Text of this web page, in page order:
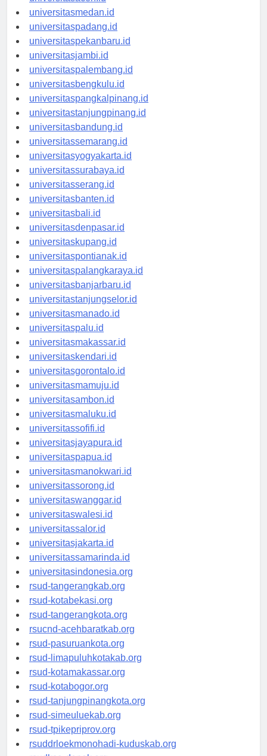
universitasaceh.id
universitasmedan.id
universitaspadang.id
universitaspekanbaru.id
universitasjambi.id
universitaspalembang.id
universitasbengkulu.id
universitaspangkalpinang.id
universitastanjungpinang.id
universitasbandung.id
universitassemarang.id
universitasyogyakarta.id
universitassurabaya.id
universitasserang.id
universitasbanten.id
universitasbali.id
universitasdenpasar.id
universitaskupang.id
universitaspontianak.id
universitaspalangkaraya.id
universitasbanjarbaru.id
universitastanjungselor.id
universitasmanado.id
universitaspalu.id
universitasmakassar.id
universitaskendari.id
universitasgorontalo.id
universitasmamuju.id
universitasambon.id
universitasmaluku.id
universitassofifi.id
universitasjayapura.id
universitaspapua.id
universitasmanokwari.id
universitassorong.id
universitaswanggar.id
universitaswalesi.id
universitassalor.id
universitasjakarta.id
universitassamarinda.id
universitasindonesia.org
rsud-tangerangkab.org
rsud-kotabekasi.org
rsud-tangerangkota.org
rsucnd-acehbaratkab.org
rsud-pasuruankota.org
rsud-limapuluhkotakab.org
rsud-kotamakassar.org
rsud-kotabogor.org
rsud-tanjungpinangkota.org
rsud-simeuluekab.org
rsud-tpikepriprov.org